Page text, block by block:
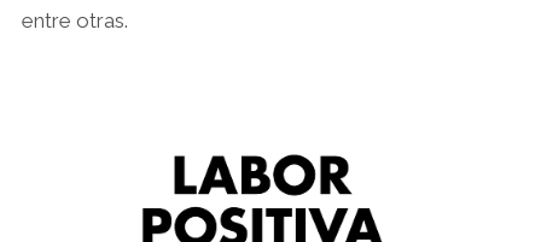
entre otras.